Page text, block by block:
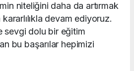
niteliğini daha da artırmak
kararlılıkla devam ediyoruz.
sevgi dolu bir eğitim
bu başarılar hepimizi